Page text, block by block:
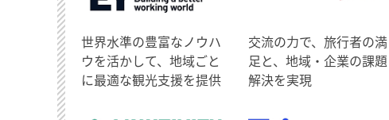
世界水準の豊富なノウハ
ウを活かして、地域ごと
に最適な観光支援を提供
交流の力で、旅行者の満
足と、地域・企業の課題
解決を実現